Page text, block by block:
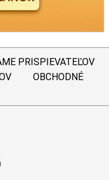
PRISPIEVATEĽOV
OBCHODNÉ